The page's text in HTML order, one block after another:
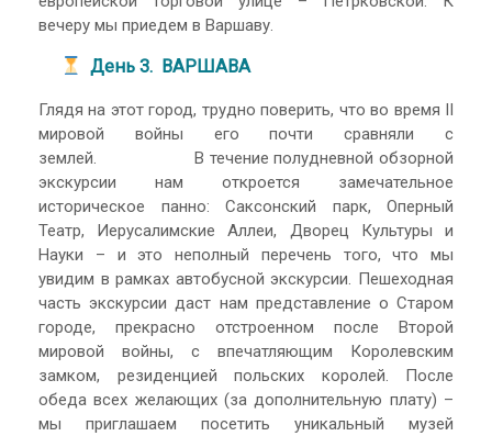
вечеру мы приедем в Варшаву.
День 3. ВАРШАВА
Глядя на этот город, трудно поверить, что во время II
мировой войны его почти сравняли с
землей. В течение полудневной обзорной
экскурсии нам откроется замечательное
историческое панно: Саксонский парк, Оперный
Театр, Иерусалимские Аллеи, Дворец Культуры и
Науки – и это неполный перечень того, что мы
увидим в рамках автобусной экскурсии. Пешеходная
часть экскурсии даст нам представление о Старом
городе, прекрасно отстроенном после Второй
мировой войны, с впечатляющим Королевским
замком, резиденцией польских королей. После
обеда всех желающих (за дополнительную плату) –
мы приглашаем посетить уникальный музей